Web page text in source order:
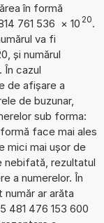
în formă
761 536 × 10 20.
va fi
și numărul
În cazul
de afișare a
de buzunar,
sub forma:
face mai ales
mici mai ușor de
nebifată, rezultatul
a numerelor. În
ar arăta
481 476 153 600